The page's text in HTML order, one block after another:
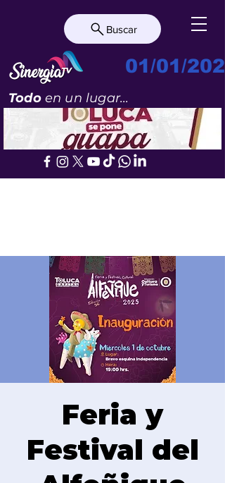
Buscar
01/01/
Todoen un lugar...
Feria y
Festival del